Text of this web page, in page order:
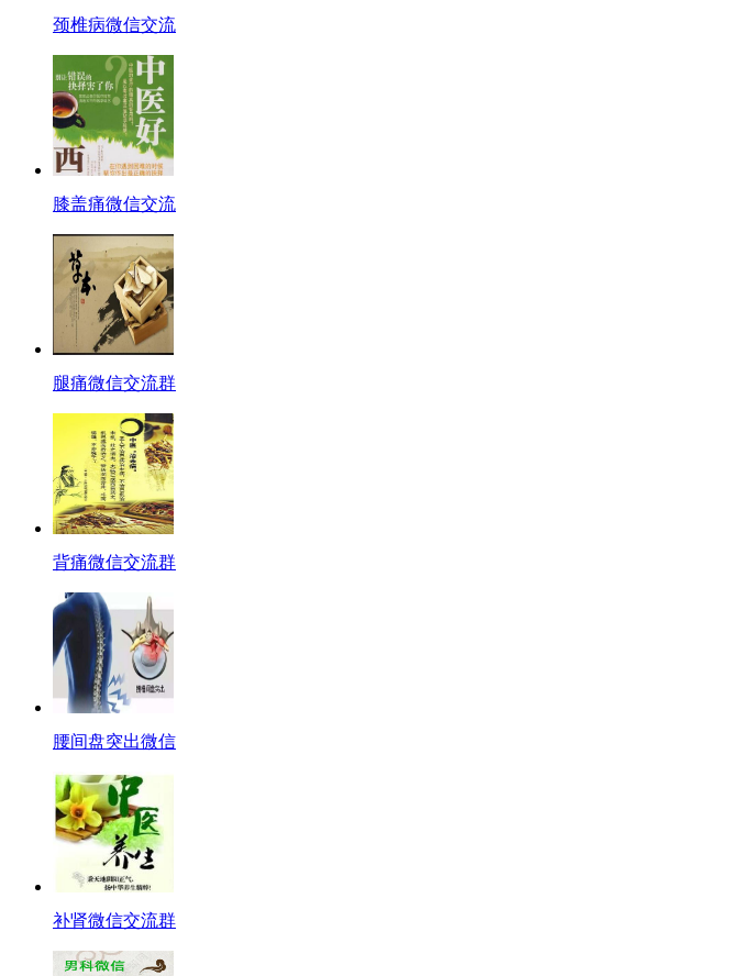
颈椎病微信交流
膝盖痛微信交流
腿痛微信交流群
背痛微信交流群
腰间盘突出微信
补肾微信交流群